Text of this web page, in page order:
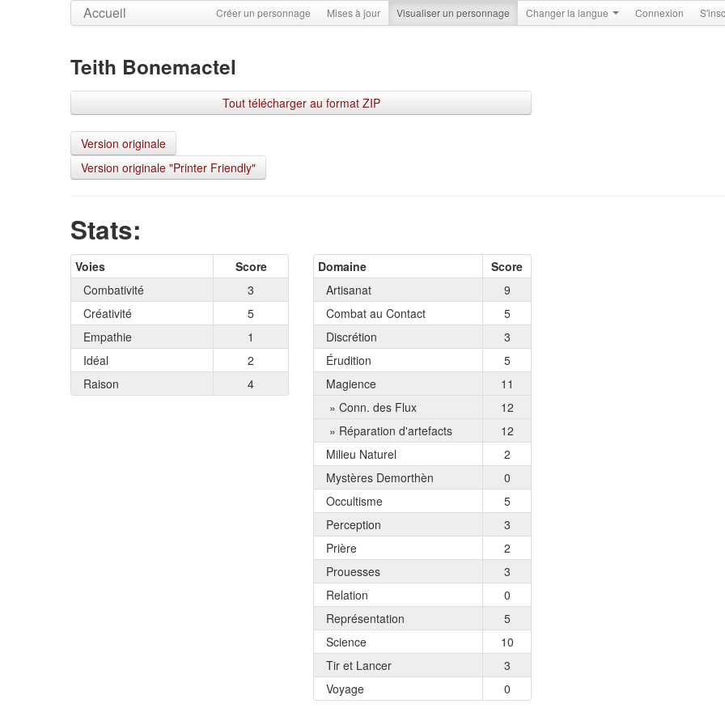
Accueil Créer un personnage Mises à jour Visualiser un personnage Changer la langue Connexion
Teith Bonemactel
Tout télécharger au format ZIP
Version originale
Version originale "Printer Friendly"
Stats:
Voies
Score
Combativité
3
Créativité
5
Empathie
1
Idéal
2
Raison
4
Domaine
Score
Artisanat
9
Combat au Contact
5
Discrétion
3
Érudition
5
Magience
11
» Conn. des Flux
12
» Réparation d'artefacts
12
Milieu Naturel
2
Mystères Demorthèn
0
Occultisme
5
Perception
3
Prière
2
Prouesses
3
Relation
0
Représentation
5
Science
10
Tir et Lancer
3
Voyage
0